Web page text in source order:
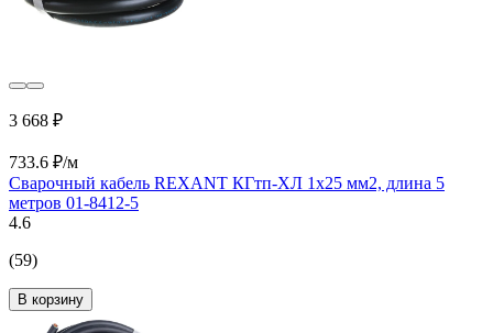
3 668 ₽
733.6 ₽/м
Сварочный кабель REXANT КГтп-ХЛ 1х25 мм2, длина 5
метров 01-8412-5
4.6
(59)
В корзину